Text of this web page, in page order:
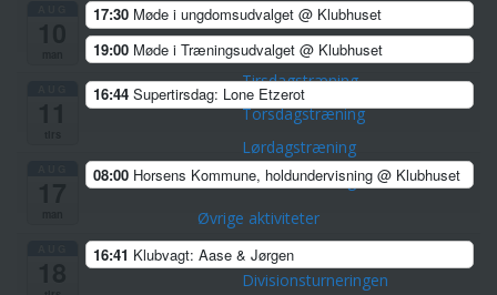
Corona-tilpasninger
Træninger
Tirsdagstræning
Torsdagstræning
Lørdagstræning
Teknisk træning
Øvrige aktiviteter
Championpokalen
Divisionsturneringen
17:30 Møde i ungdomsudvalget @ Klubhuset
19:00 Møde i Træningsudvalget @ Klubhuset
16:44 Supertirsdag: Lone Etzerot
08:00 Horsens Kommune, holdundervisning @ Klubhuset
16:41 Klubvagt: Aase & Jørgen